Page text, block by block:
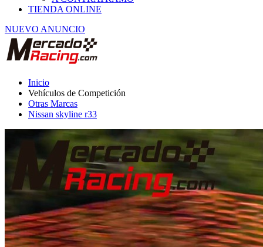
NUEVO ANUNCIO
Vehículos de Competición
Otras Marcas
Nissan skyline r33